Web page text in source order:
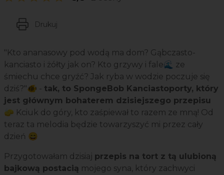
Drukuj
"Kto ananasowy pod wodą ma dom? Gąbczasto-
kanciasto i żółty jak on? Kto grzywy i fale🌊 ze
śmiechu chce gryźć? Jak ryba w wodzie poczuje się
dziś?"🐠 - tak, to SpongeBob Kanciastoporty, który
jest głównym bohaterem dzisiejszego przepisu
🧽 Kciuk do góry, kto zaśpiewał to razem ze mną! Od
teraz ta melodia będzie towarzyszyć mi przez cały
dzień 😄
Przygotowałam dzisiaj przepis na tort z tą ulubioną
bajkową postacią mojego syna, który zachwyci